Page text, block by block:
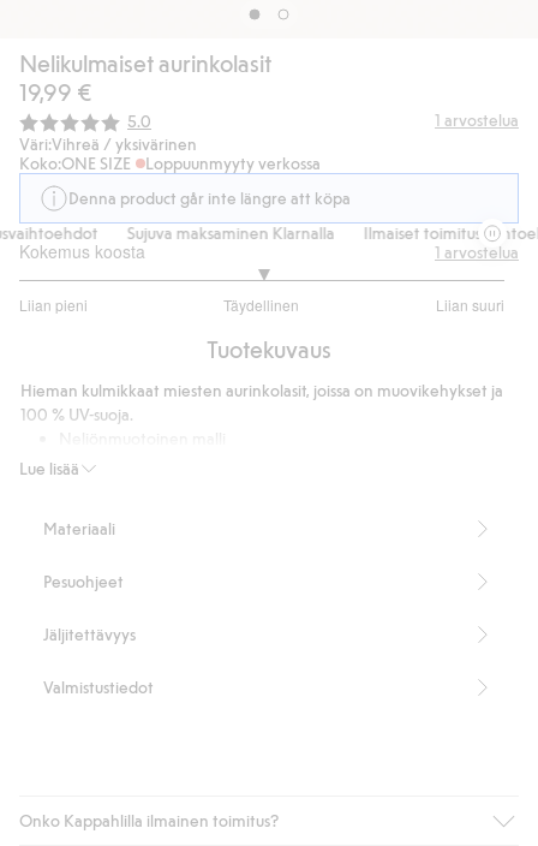
Nelikulmaiset aurinkolasit
19,99 €
Keskimääräinen luokitus:
5.0 1 arvostelua
Väri:Vihreä / yksivärinen
Koko:ONE SIZE
Loppuunmyyty verkossa
Denna product går inte längre att köpa
Sujuva maksaminen Klarnalla Ilmaiset
Kokemus koosta
Liian pieni Täydellinen Liian suuri
/
ääneen
1 arvostelua
Tuotekuvaus
Lue lisää
Hieman kulmikkaat miesten aurinkolasit, joissa on muovikehykset ja
100 % UV-suoja.
Kehykset ja sangat ovat muovia
Tuotenumero
Materiaali
Pesuohjeet
Jäljitettävyys
Valmistustiedot
Onko Kappahlilla ilmainen toimitus?